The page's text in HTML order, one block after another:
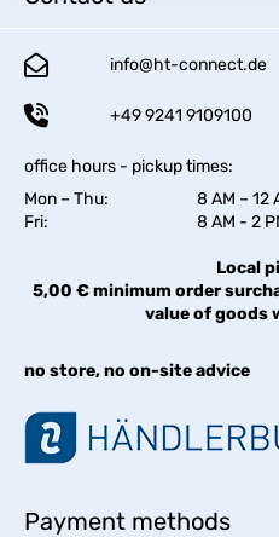
info@ht-connect.de
+49 9241 9109100
office hours - pickup times:
Mon – Thu:
8 AM – 12
Fri:
8 AM - 2
Local
5,00 € minimum order
value of goods
no store, no on-site advice
Payment methods